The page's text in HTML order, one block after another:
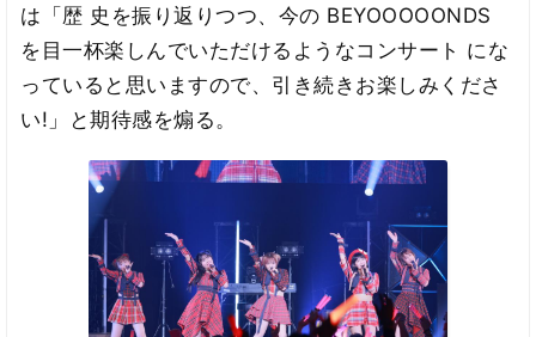
は「歴 史を振り返りつつ、今の BEYOOOOONDS
を目一杯楽しんでいただけるようなコンサート にな
っていると思いますので、引き続きお楽しみくださ
い!」と期待感を煽る。